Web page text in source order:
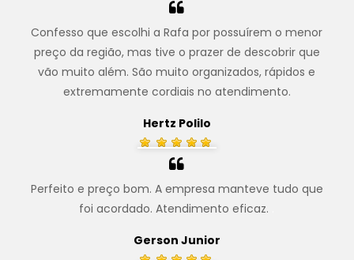
Confesso que escolhi a Rafa por possuírem o menor
preço da região, mas tive o prazer de descobrir que
vão muito além. São muito organizados, rápidos e
extremamente cordiais no atendimento.
Hertz Polilo
Perfeito e preço bom. A empresa manteve tudo que
foi acordado. Atendimento eficaz.
Gerson Junior